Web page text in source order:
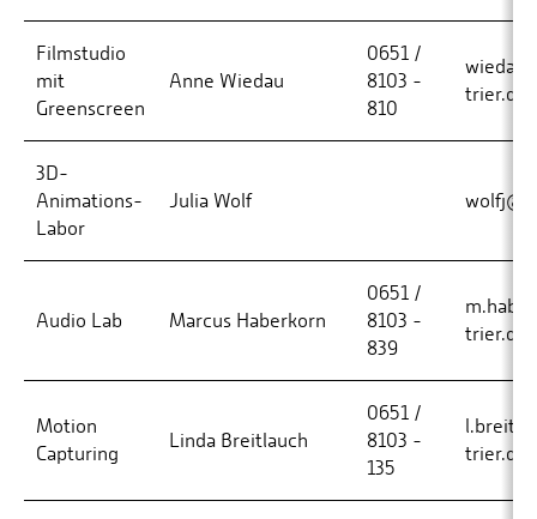
Filmstudio
mit
Greenscreen
Anne Wiedau
0651 /
8103 -
810
trier.de
3D-
Animations-
Labor
Julia Wolf
Audio Lab Marcus Haberkorn
0651 /
8103 -
839
trier.de
Motion
Capturing
Linda Breitlauch
0651 /
8103 -
135
trier.de